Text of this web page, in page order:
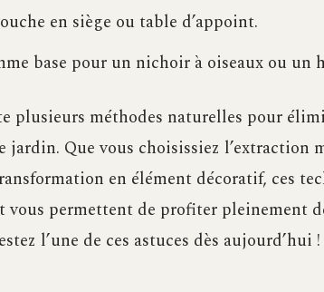
en siège ou table d’appoint.
base pour un nichoir à oiseaux ou un
plusieurs méthodes naturelles pour
jardin. Que vous choisissiez l’extraction
en élément décoratif, ces
vous permettent de profiter pleinement
l’une de ces astuces dès aujourd’hui !